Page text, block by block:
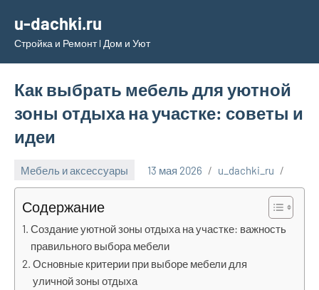
содержимому
u-dachki.ru
Стройка и Ремонт l Дом и Уют
Как выбрать мебель для уютной
зоны отдыха на участке: советы и
идеи
Мебель и аксессуары 13 мая 2026 u_dachki_ru
Содержание
Создание уютной зоны отдыха на участке: важность
правильного выбора мебели
Основные критерии при выборе мебели для
уличной зоны отдыха